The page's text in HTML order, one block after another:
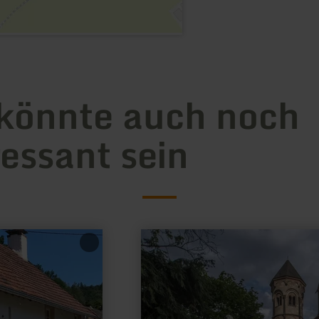
auch noch
sein
mehr
erfahren
zu:
Laach